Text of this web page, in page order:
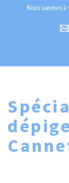
Nous sommes